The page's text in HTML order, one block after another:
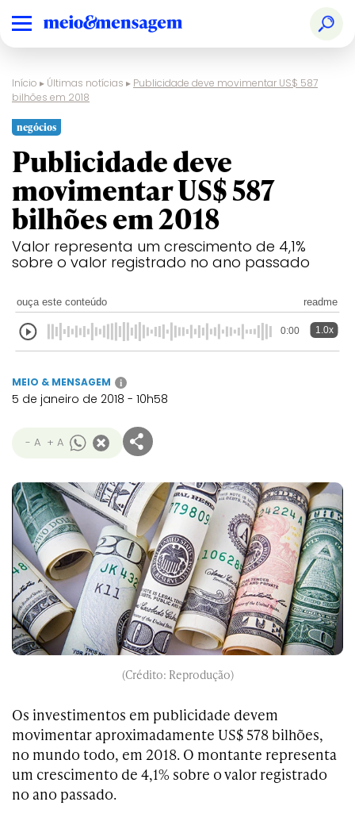
Início ▸ Últimas notícias ▸ Publicidade deve movimentar US$ 587
bilhões em 2018
negócios
Publicidade deve
movimentar US$ 587
bilhões em 2018
Valor representa um crescimento de 4,1%
sobre o valor registrado no ano passado
ouça este conteúdo readme
0:00 1.0x
MEIO & MENSAGEM i
5 de janeiro de 2018 - 10h58
- A + A
(Crédito: Reprodução)
Os investimentos em publicidade devem
movimentar aproximadamente US$ 578 bilhões,
no mundo todo, em 2018. O montante representa
um crescimento de 4,1% sobre o valor registrado
no ano passado.